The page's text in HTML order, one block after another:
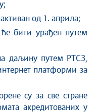
од 1. априла;
бити урађен путем
даљину путем РТС3,
платформи за
су за све стране
акредитованих у